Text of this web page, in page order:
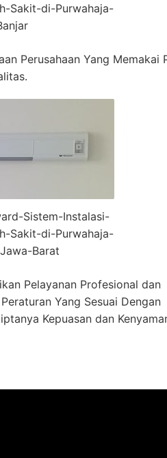
Sakit-di-Purwahaja-
Perusahaan Yang Memakai
Sistem-Instalasi-
Sakit-di-Purwahaja-
Barat
Pelayanan Profesional dan
Yang Sesuai Dengan
Kepuasan dan